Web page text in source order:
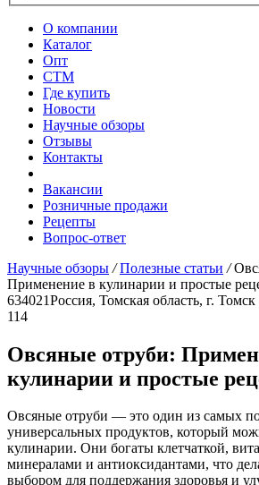
О компании
Каталог
Опт
СТМ
Где купить
Новости
Научные обзоры
Отзывы
Контакты
Вакансии
Розничные продажи
Рецепты
Вопрос-ответ
Научные обзоры / Полезные статьи /
Применение в кулинарии и простые
634021Россия, Томская область, г. Томск
114
Овсяные отруби:
кулинарии и простые
Овсяные отруби — это один из самых
универсальных продуктов, который
кулинарии. Они богаты клетчаткой,
минералами и антиоксидантами, что
выбором для поддержания здоровья и